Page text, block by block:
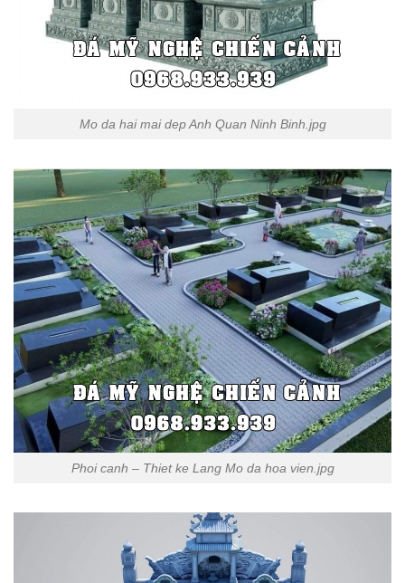
Mo da hai mai dep Anh Quan Ninh Binh.jpg
Phoi canh – Thiet ke Lang Mo da hoa vien.jpg